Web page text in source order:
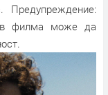
филма може да